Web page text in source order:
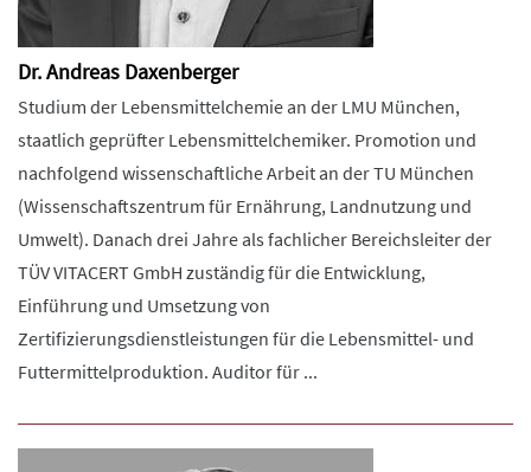
Dr. Andreas Daxenberger
Studium der Lebensmittelchemie an der LMU München,
staatlich geprüfter Lebensmittelchemiker. Promotion und
nachfolgend wissenschaftliche Arbeit an der TU München
(Wissenschaftszentrum für Ernährung, Landnutzung und
Umwelt). Danach drei Jahre als fachlicher Bereichsleiter der
TÜV VITACERT GmbH zuständig für die Entwicklung,
Einführung und Umsetzung von
Zertifizierungsdienstleistungen für die Lebensmittel- und
Futtermittelproduktion. Auditor für ...